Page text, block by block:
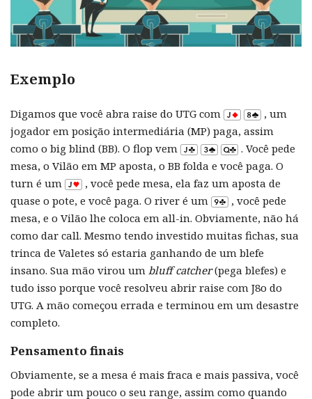
Exemplo
Digamos que você abra raise do UTG com
, um
jogador em posição intermediária (MP) paga, assim
como o big blind (BB). O flop vem
. Você pede
mesa, o Vilão em MP aposta, o BB folda e você paga. O
turn é um
, você pede mesa, ela faz um aposta de
quase o pote, e você paga. O river é um
, você pede
mesa, e o Vilão lhe coloca em all-in. Obviamente, não há
como dar call. Mesmo tendo investido muitas fichas, sua
trinca de Valetes só estaria ganhando de um blefe
insano. Sua mão virou um bluff catcher(pega blefes) e
tudo isso porque você resolveu abrir raise com J8o do
UTG. A mão começou errada e terminou em um desastre
completo.
Pensamento finais
Obviamente, se a mesa é mais fraca e mais passiva, você
pode abrir um pouco o seu range, assim como quando